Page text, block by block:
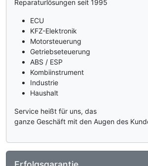
Reparaturlösungen seit 1995
ECU
KFZ-Elektronik
Motorsteuerung
Getriebseteuerung
ABS / ESP
Kombiinstrument
Industrie
Haushalt
Service heißt für uns, das
ganze Geschäft mit den Augen des